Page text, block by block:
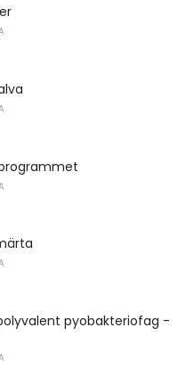
pyobakteriofag -